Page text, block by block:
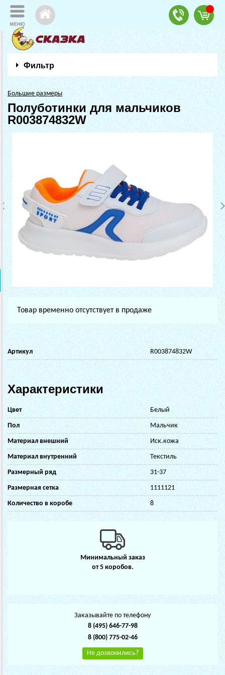
Фильтр
Большие размеры
Полуботинки для мальчиков
R003874832W
Товар временно отсутствует в продаже
Артикул R003874832W
Характеристики
Цвет Белый
Пол Мальчик
Материал внешний Иск.кожа
Материал внутренний Текстиль
Размерный ряд 31-37
Размерная сетка 1111121
Количество в коробе 8
Минимальный заказ
от 5 коробов.
Заказывайте по телефону
8 (495) 646-77-98
8 (800) 775-02-46
Не дозвонились?